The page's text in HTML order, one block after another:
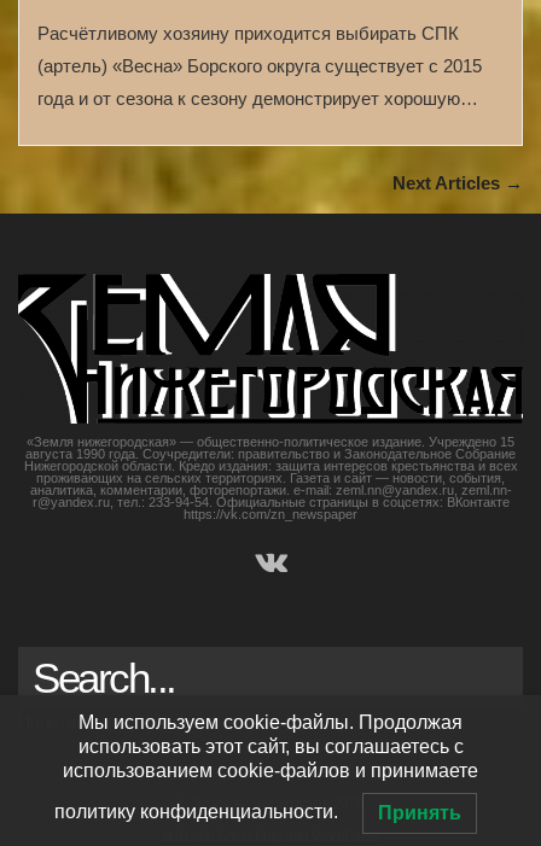
Расчётливому хозяину приходится выбирать СПК
(артель) «Весна» Борского округа существует c 2015
года и от сезона к сезону демонстрирует хорошую…
Next Articles →
«Земля нижегородская» — общественно-политическое издание. Учреждено 15
августа 1990 года. Соучредители: правительство и Законодательное Собрание
Нижегородской области. Кредо издания: защита интересов крестьянства и всех
проживающих на сельских территориях. Газета и сайт — новости, события,
аналитика, комментарии, фоторепортажи. e-mail: zeml.nn@yandex.ru, zeml.nn-
r@yandex.ru, тел.: 233-94-54. Официальные страницы в соцсетях: ВКонтакте
https://vk.com/zn_newspaper
Политика конфиденциальности
© Земля нижегородская 2026
WordPress
Мы используем cookie-файлы. Продолжая
использовать этот сайт, вы соглашаетесь с
использованием cookie-файлов и принимаете
политику конфиденциальности. Принять